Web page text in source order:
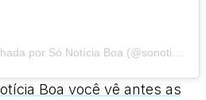
Uma publicação compartilhada por Só Notícia Boa (@sonoticiaboaoficial)
Boa você vê antes as